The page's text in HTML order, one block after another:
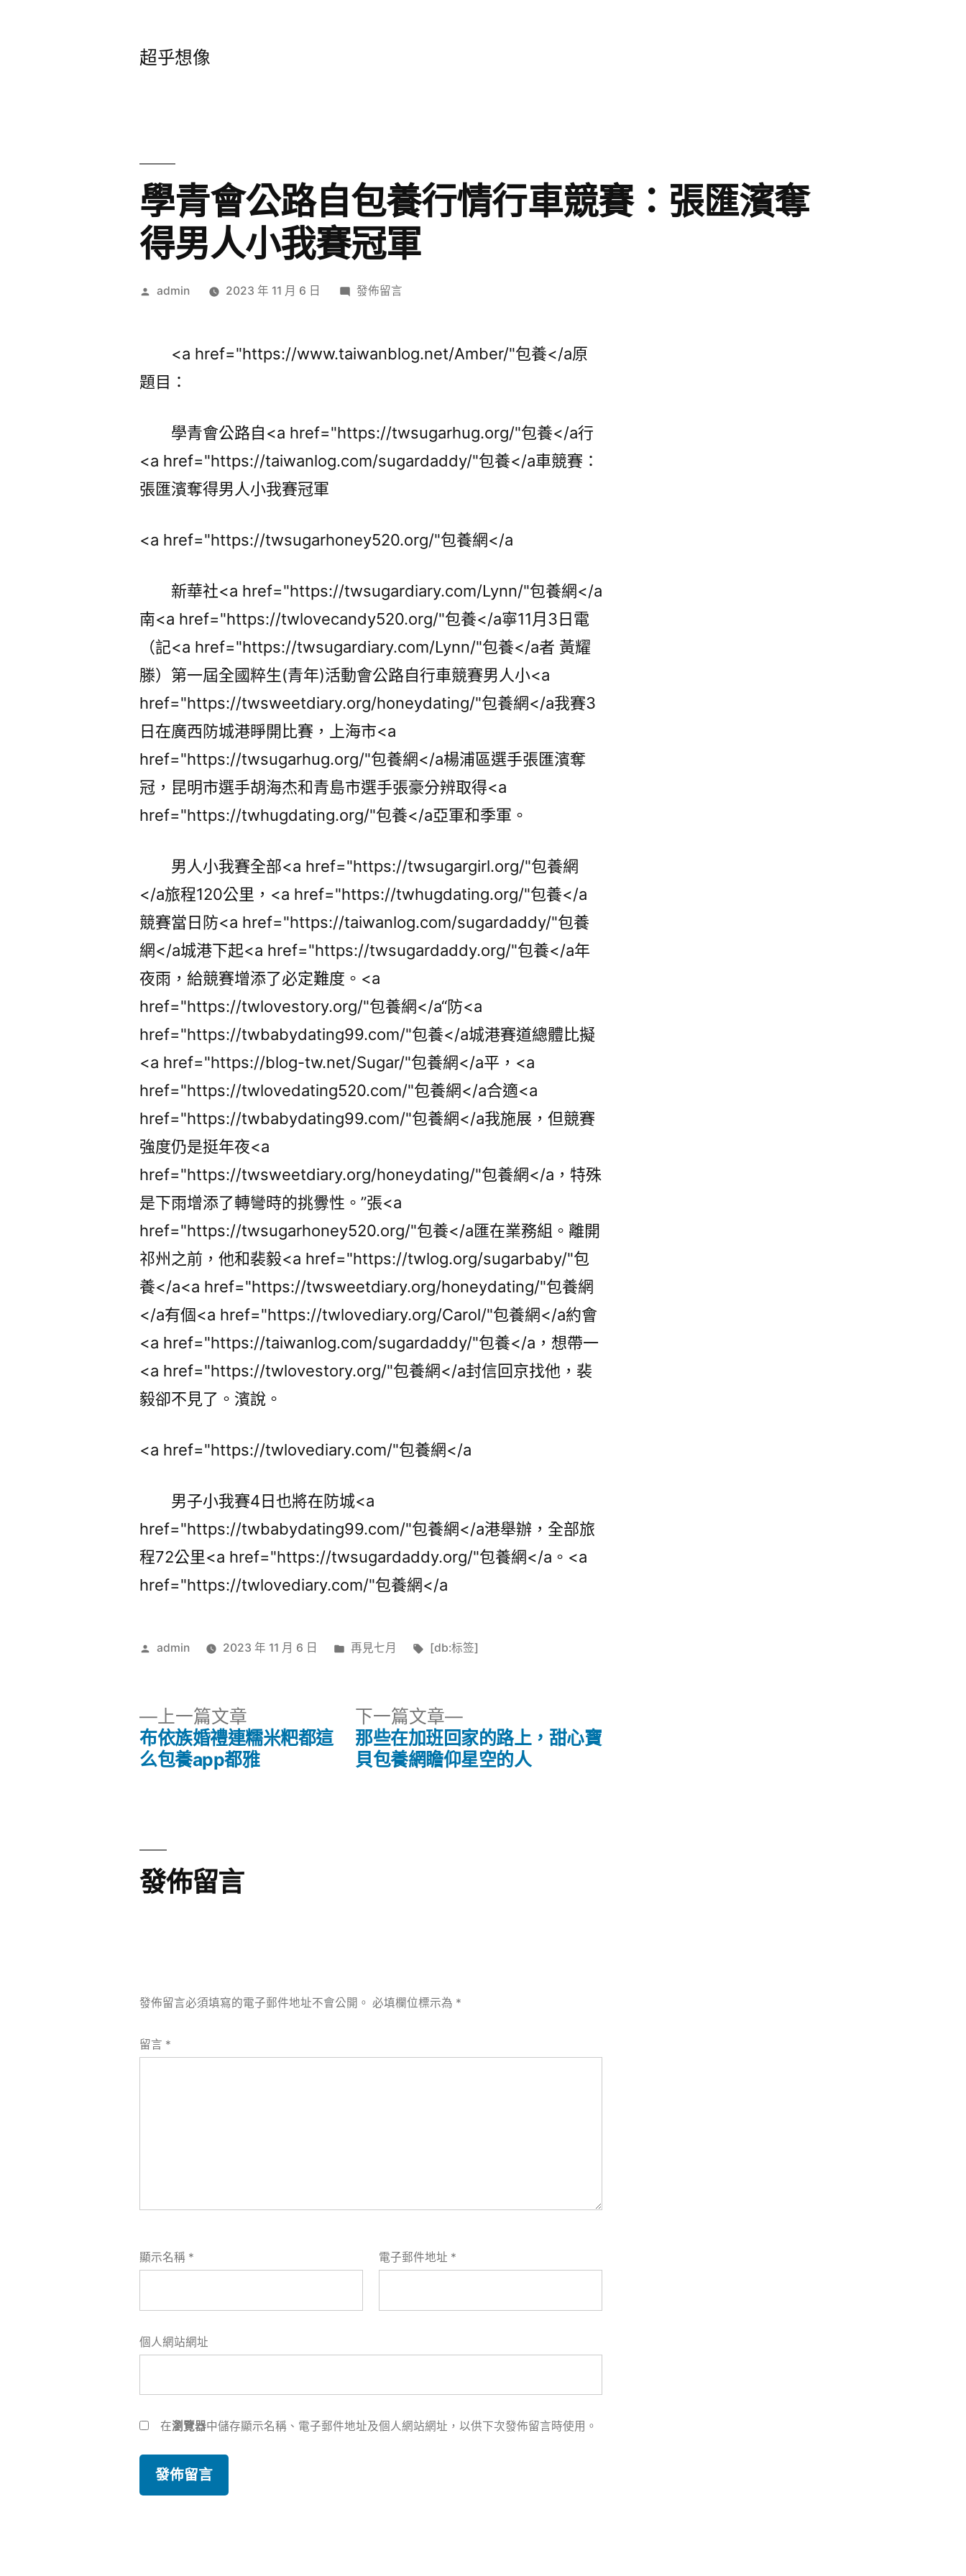
超乎想像
學青會公路自包養行情行車競賽：張匯濱奪
得男人小我賽冠軍
作
admin 2023 年 11 月 6 日
在
會
包
行
競
張
匯
奪
得
人
小
我
賽
冠
軍〉
發佈留言
<a href="https://www.taiwanblog.net/Amber/"包養</a原
題目：
學青會公路自<a href="https://twsugarhug.org/"包養</a行
<a href="https://taiwanlog.com/sugardaddy/"包養</a車競賽：
張匯濱奪得男人小我賽冠軍
<a href="https://twsugarhoney520.org/"包養網</a
新華社<a href="https://twsugardiary.com/Lynn/"包養網</a
南<a href="https://twlovecandy520.org/"包養</a寧11月3日電
（記<a href="https://twsugardiary.com/Lynn/"包養</a者 黃耀
滕）第一屆全國粹生(青年)活動會公路自行車競賽男人小<a
href="https://twsweetdiary.org/honeydating/"包養網</a我賽3
日在廣西防城港睜開比賽，上海市<a
href="https://twsugarhug.org/"包養網</a楊浦區選手張匯濱奪
冠，昆明市選手胡海杰和青島市選手張豪分辨取得<a
href="https://twhugdating.org/"包養</a亞軍和季軍。
男人小我賽全部<a href="https://twsugargirl.org/"包養網
</a旅程120公里，<a href="https://twhugdating.org/"包養</a
競賽當日防<a href="https://taiwanlog.com/sugardaddy/"包養
網</a城港下起<a href="https://twsugardaddy.org/"包養</a年
夜雨，給競賽增添了必定難度。<a
href="https://twlovestory.org/"包養網</a“防<a
href="https://twbabydating99.com/"包養</a城港賽道總體比擬
<a href="https://blog-tw.net/Sugar/"包養網</a平，<a
href="https://twlovedating520.com/"包養網</a合適<a
href="https://twbabydating99.com/"包養網</a我施展，但競賽
強度仍是挺年夜<a
href="https://twsweetdiary.org/honeydating/"包養網</a，特殊
是下雨增添了轉彎時的挑釁性。”張<a
href="https://twsugarhoney520.org/"包養</a匯在業務組。離開
祁州之前，他和裴毅<a href="https://twlog.org/sugarbaby/"包
養</a<a href="https://twsweetdiary.org/honeydating/"包養網
</a有個<a href="https://twlovediary.org/Carol/"包養網</a約會
<a href="https://taiwanlog.com/sugardaddy/"包養</a，想帶一
<a href="https://twlovestory.org/"包養網</a封信回京找他，裴
毅卻不見了。濱說。
<a href="https://twlovediary.com/"包養網</a
男子小我賽4日也將在防城<a
href="https://twbabydating99.com/"包養網</a港舉辦，全部旅
程72公里<a href="https://twsugardaddy.org/"包養網</a。<a
href="https://twlovediary.com/"包養網</a
作
admin 2023 年 11 月 6 日
分
再見七月
標
[db:标签]
上一篇文章
一
篇
布依族婚禮連糯米粑都這
么包養app都雅
下一篇文章
下
一
篇
那些在加班回家的路上，甜心寶
貝包養網瞻仰星空的人
發佈留言
發佈留言必須填寫的電子郵件地址不會公開。 必填欄位標示為 *
留言 *
顯示名稱 * 電子郵件地址 *
個人網站網址
在瀏覽器中儲存顯示名稱、電子郵件地址及個人網站網址，以供下次發佈留言時使用。